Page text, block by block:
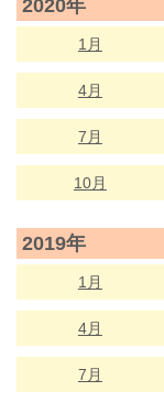
2020年
1月
4月
7月
10月
2019年
1月
4月
7月